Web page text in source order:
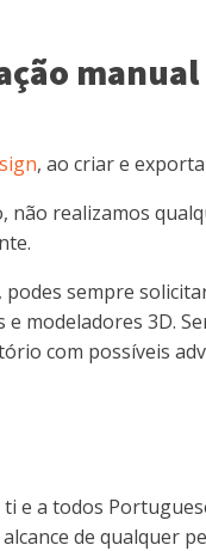
manual
, ao criar e
não realizamos
sempre
modeladores 3D.
com possíveis
e a todos
de qualquer